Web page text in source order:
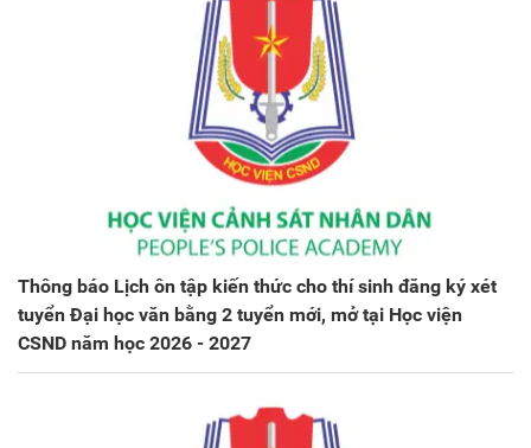
Thông báo Lịch ôn tập kiến thức cho thí sinh đăng ký xét
tuyển Đại học văn bằng 2 tuyển mới, mở tại Học viện
CSND năm học 2026 - 2027